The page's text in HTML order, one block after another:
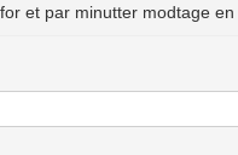
et par minutter modtage